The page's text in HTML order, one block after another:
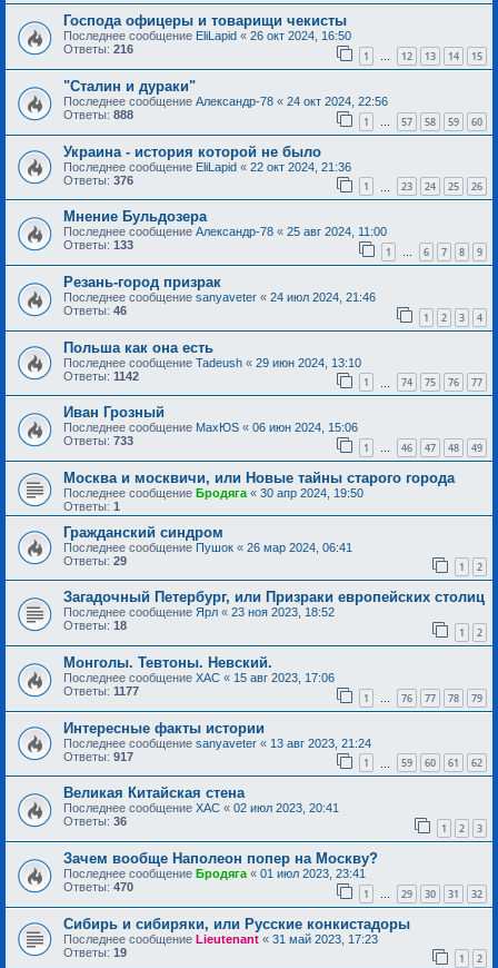
Господа офицеры и товарищи чекисты
Последнее сообщение EliLapid « 26 окт 2024, 16:50
Ответы: 216 1 … 12 13 14 15
"Сталин и дураки"
Последнее сообщение Александр-78 « 24 окт 2024, 22:56
Ответы: 888 1 … 57 58 59 60
Украина - история которой не было
Последнее сообщение EliLapid « 22 окт 2024, 21:36
Ответы: 376 1 23 24 25 26
Мнение Бульдозера
Последнее сообщение Александр-78 « 25 авг 2024, 11:00
Ответы: 133 1 … 6 7 8 9
Резань-город призрак
Последнее сообщение sanyaveter « 24 июл 2024, 21:46
Ответы: 46 1 2 3 4
Польша как она есть
Последнее сообщение Tadeush « 29 июн 2024, 13:10
Ответы: 1142 1 74 75 76 77
Иван Грозный
Последнее сообщение MaxЮS « 06 июн 2024, 15:06
Ответы: 733 1 … 46 47 48 49
Москва и москвичи, или Новые тайны старого города
Последнее сообщение Бродяга « 30 апр 2024, 19:50
Ответы: 1
Гражданский синдром
Последнее сообщение Пушок « 26 мар 2024, 06:41
Ответы: 29 1 2
Загадочный Петербург, или Призраки европейских столиц
Последнее сообщение Ярл « 23 ноя 2023, 18:52
Ответы: 18 1 2
Монголы. Тевтоны. Невский.
Последнее сообщение ХАС « 15 авг 2023, 17:06
Ответы: 1177 1 … 76 77 78 79
Интересные факты истории
Последнее сообщение sanyaveter « 13 авг 2023, 21:24
Ответы: 917 1 59 60 61 62
Великая Китайская стена
Последнее сообщение ХАС « 02 июл 2023, 20:41
Ответы: 36 1 2 3
Зачем вообще Наполеон попер на Москву?
Последнее сообщение Бродяга « 01 июл 2023, 23:41
Ответы: 470 1 … 29 30 31 32
Сибирь и сибиряки, или Русские конкистадоры
Последнее сообщение Lieutenant « 31 май 2023, 17:23
Ответы: 19 1 2